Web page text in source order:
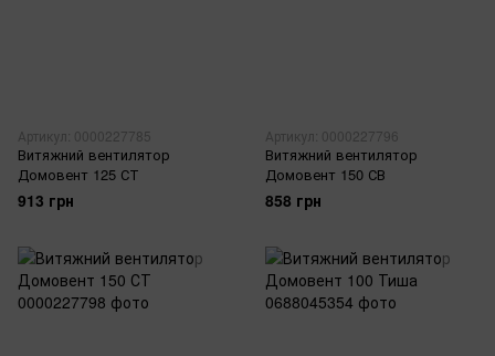
Артикул: 0000227785
Витяжний вентилятор
Домовент 125 СТ
913 грн
Артикул: 0000227796
Витяжний вентилятор
Домовент 150 СВ
858 грн